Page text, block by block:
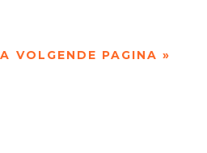
VOLGENDE PAGINA »